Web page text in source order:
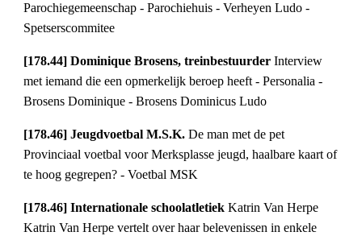
Parochiegemeenschap - Parochiehuis - Verheyen Ludo -
Spetserscommitee
[178.44] Dominique Brosens, treinbestuurderInterview
met iemand die een opmerkelijk beroep heeft - Personalia -
Brosens Dominique - Brosens Dominicus Ludo
[178.46] Jeugdvoetbal M.S.K.De man met de pet
Provinciaal voetbal voor Merksplasse jeugd, haalbare kaart of
te hoog gegrepen? - Voetbal MSK
[178.46] Internationale schoolatletiekKatrin Van Herpe
Katrin Van Herpe vertelt over haar belevenissen in enkele